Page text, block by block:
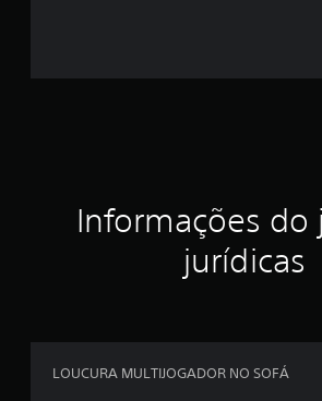
Informações do
jurídicas
LOUCURA MULTIJOGADOR NO SOFÁ